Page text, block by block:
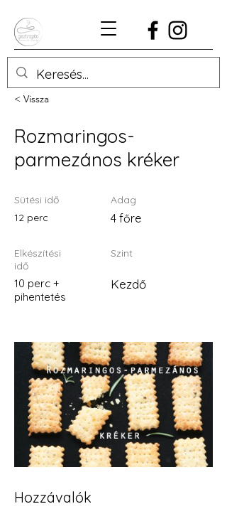
< Vissza
Rozmaringos-
parmezános kréker
Sütési idő
12 perc
Elkészítési
idő
10 perc +
pihentetés
Adag
4 főre
Szint
Kezdő
Hozzávalók